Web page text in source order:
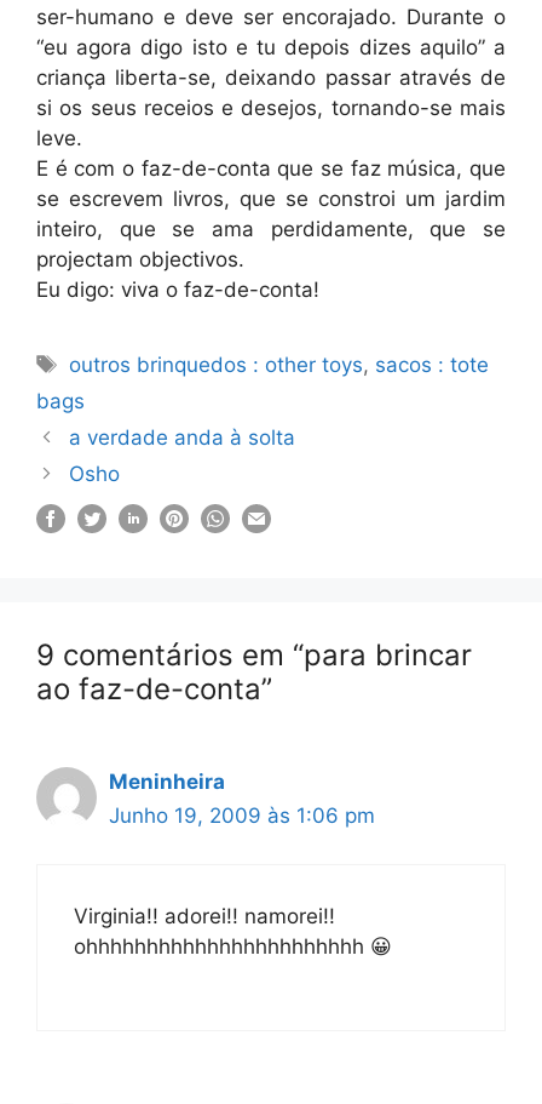
ser-humano e deve ser encorajado. Durante o
“eu agora digo isto e tu depois dizes aquilo” a
criança liberta-se, deixando passar através de
si os seus receios e desejos, tornando-se mais
leve.
E é com o faz-de-conta que se faz música, que
se escrevem livros, que se constroi um jardim
inteiro, que se ama perdidamente, que se
projectam objectivos.
Eu digo: viva o faz-de-conta!
Etiquetas
outros brinquedos : other toys, sacos : tote
bags
a verdade anda à solta
Osho
9 comentários em “para brincar
ao faz-de-conta”
Meninheira
Junho 19, 2009 às 1:06 pm
Virginia!! adorei!! namorei!!
ohhhhhhhhhhhhhhhhhhhhhhh 😀